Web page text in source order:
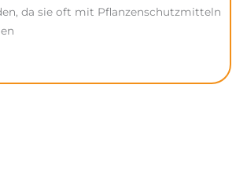
da sie oft mit Pflanzenschutzmitteln